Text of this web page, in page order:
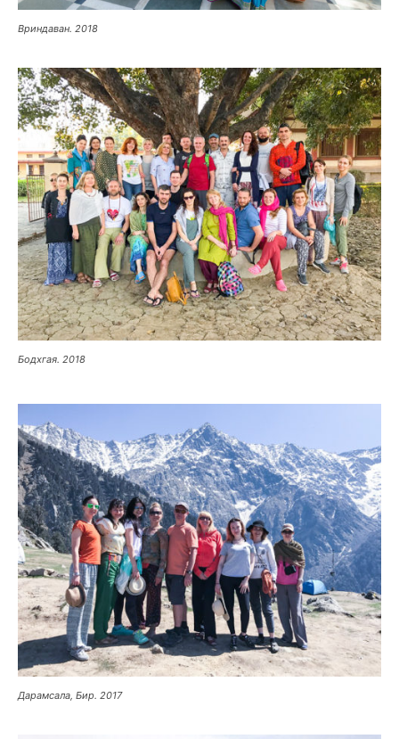
Вриндаван. 2018
Бодхгая. 2018
Дарамсала, Бир. 2017